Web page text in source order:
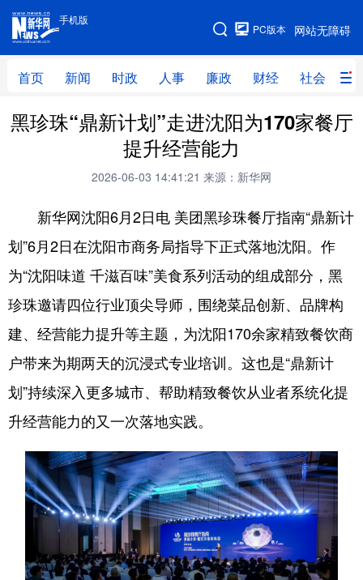
手机版
网站无障碍
PC版本
首页 新闻 时政 人事 廉政 财经 社会 科
手机版
网站地图
首页 新闻 时政 人事
财经 社会
体育 视频 直播 无人机
地方频道
辽宁 吉林 上海 江苏
浙江 安徽 福建 江西
山东 河南
广东 广西 海南 重庆
四川 贵州 云南 西藏
陕西 甘肃 青海
新疆 内蒙古 黑龙江
黑珍珠“鼎新计划”走进沈阳为170家餐厅
提升经营能力
2026-06-03 14:41:21 来源：新华网
新华网沈阳6月2日电 美团黑珍珠餐厅指南“鼎新计
划”6月2日在沈阳市商务局指导下正式落地沈阳。作
为“沈阳味道 千滋百味”美食系列活动的组成部分，黑
珍珠邀请四位行业顶尖导师，围绕菜品创新、品牌构
建、经营能力提升等主题，为沈阳170余家精致餐饮商
户带来为期两天的沉浸式专业培训。这也是“鼎新计
划”持续深入更多城市、帮助精致餐饮从业者系统化提
升经营能力的又一次落地实践。